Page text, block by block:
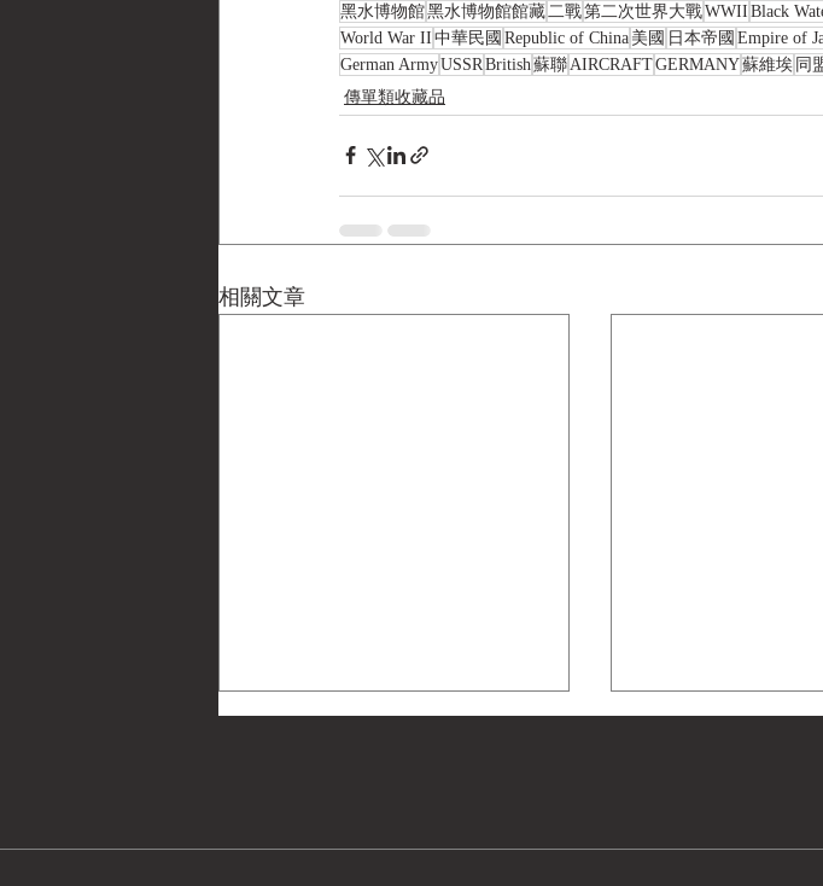
黑水博物館黑水博物館館藏 二戰第二次世界大戰WWII Black
World War II 中華民國 Republic of China 美國 日本帝國 Empire of
German ArmyUSSR British 蘇聯 AIRCRAFTGERMANY蘇維埃 同
傳單類收藏品
相關文章